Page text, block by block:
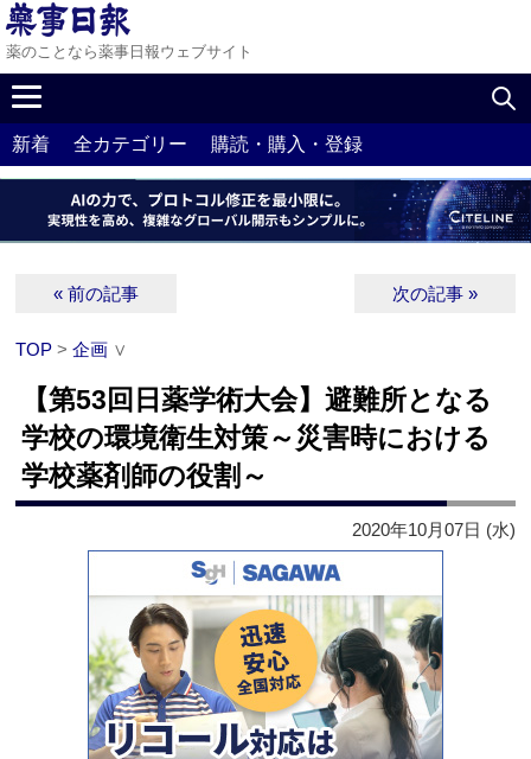
薬のことなら薬事日報ウェブサイト
新着 全カテゴリー 購読・購入・登録
« 前の記事 次の記事 »
TOP >企画 ∨
【第53回日薬学術大会】避難所となる
学校の環境衛生対策～災害時における
学校薬剤師の役割～
2020年10月07日 (水)